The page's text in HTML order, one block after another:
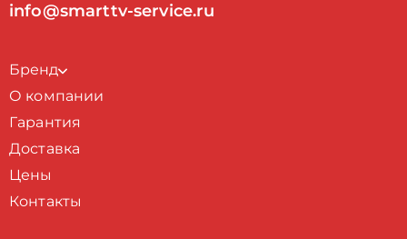
info@smarttv-service.ru
Бренд
О компании
Гарантия
Доставка
Цены
Контакты